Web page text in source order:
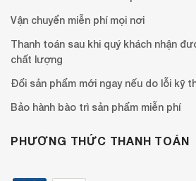
Vận chuyển miễn phí mọi nơi
Thanh toán sau khi quý khách nhận
chất lượng
Đổi sản phẩm mới ngay nếu do lỗi kỹ
Bảo hành bào trì sản phẩm miễn phí
PHƯƠNG THỨC THANH TOÁN